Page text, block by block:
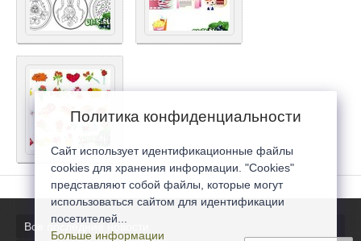
Все последние новости
Политика конфиденциальности
Сайт использует идентификационные файлы
cookies для хранения информации. "Cookies"
представляют собой файлы, которые могут
использоваться сайтом для идентификации
посетителей...
Больше информации